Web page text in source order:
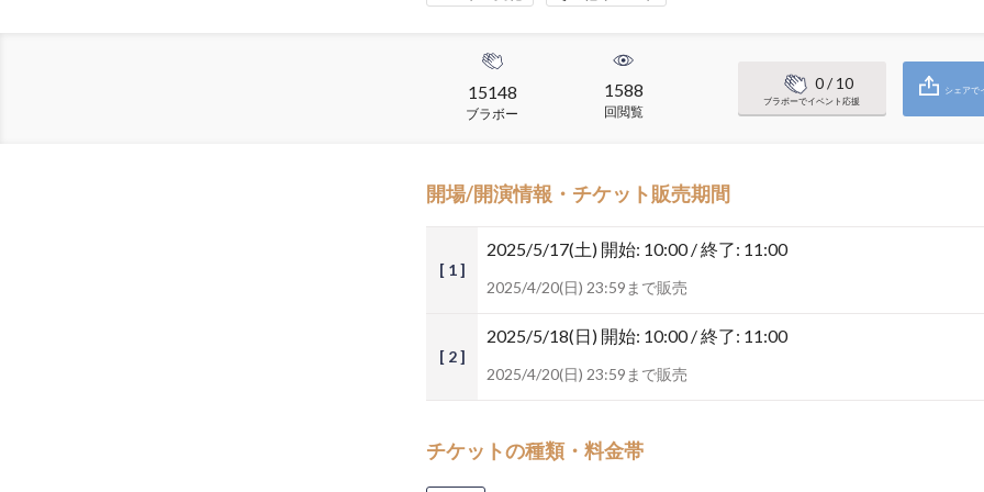
15148
ブラボー
1588
回閲覧
0/ 10
ブラボーでイベント応援
シェアで
開場/開演情報・チケット販売期間
[ 1 ]
2025/5/17(土) 開始: 10:00 / 終了: 11:00
2025/4/20(日) 23:59まで販売
[ 2 ]
2025/5/18(日) 開始: 10:00 / 終了: 11:00
2025/4/20(日) 23:59まで販売
チケットの種類・料金帯